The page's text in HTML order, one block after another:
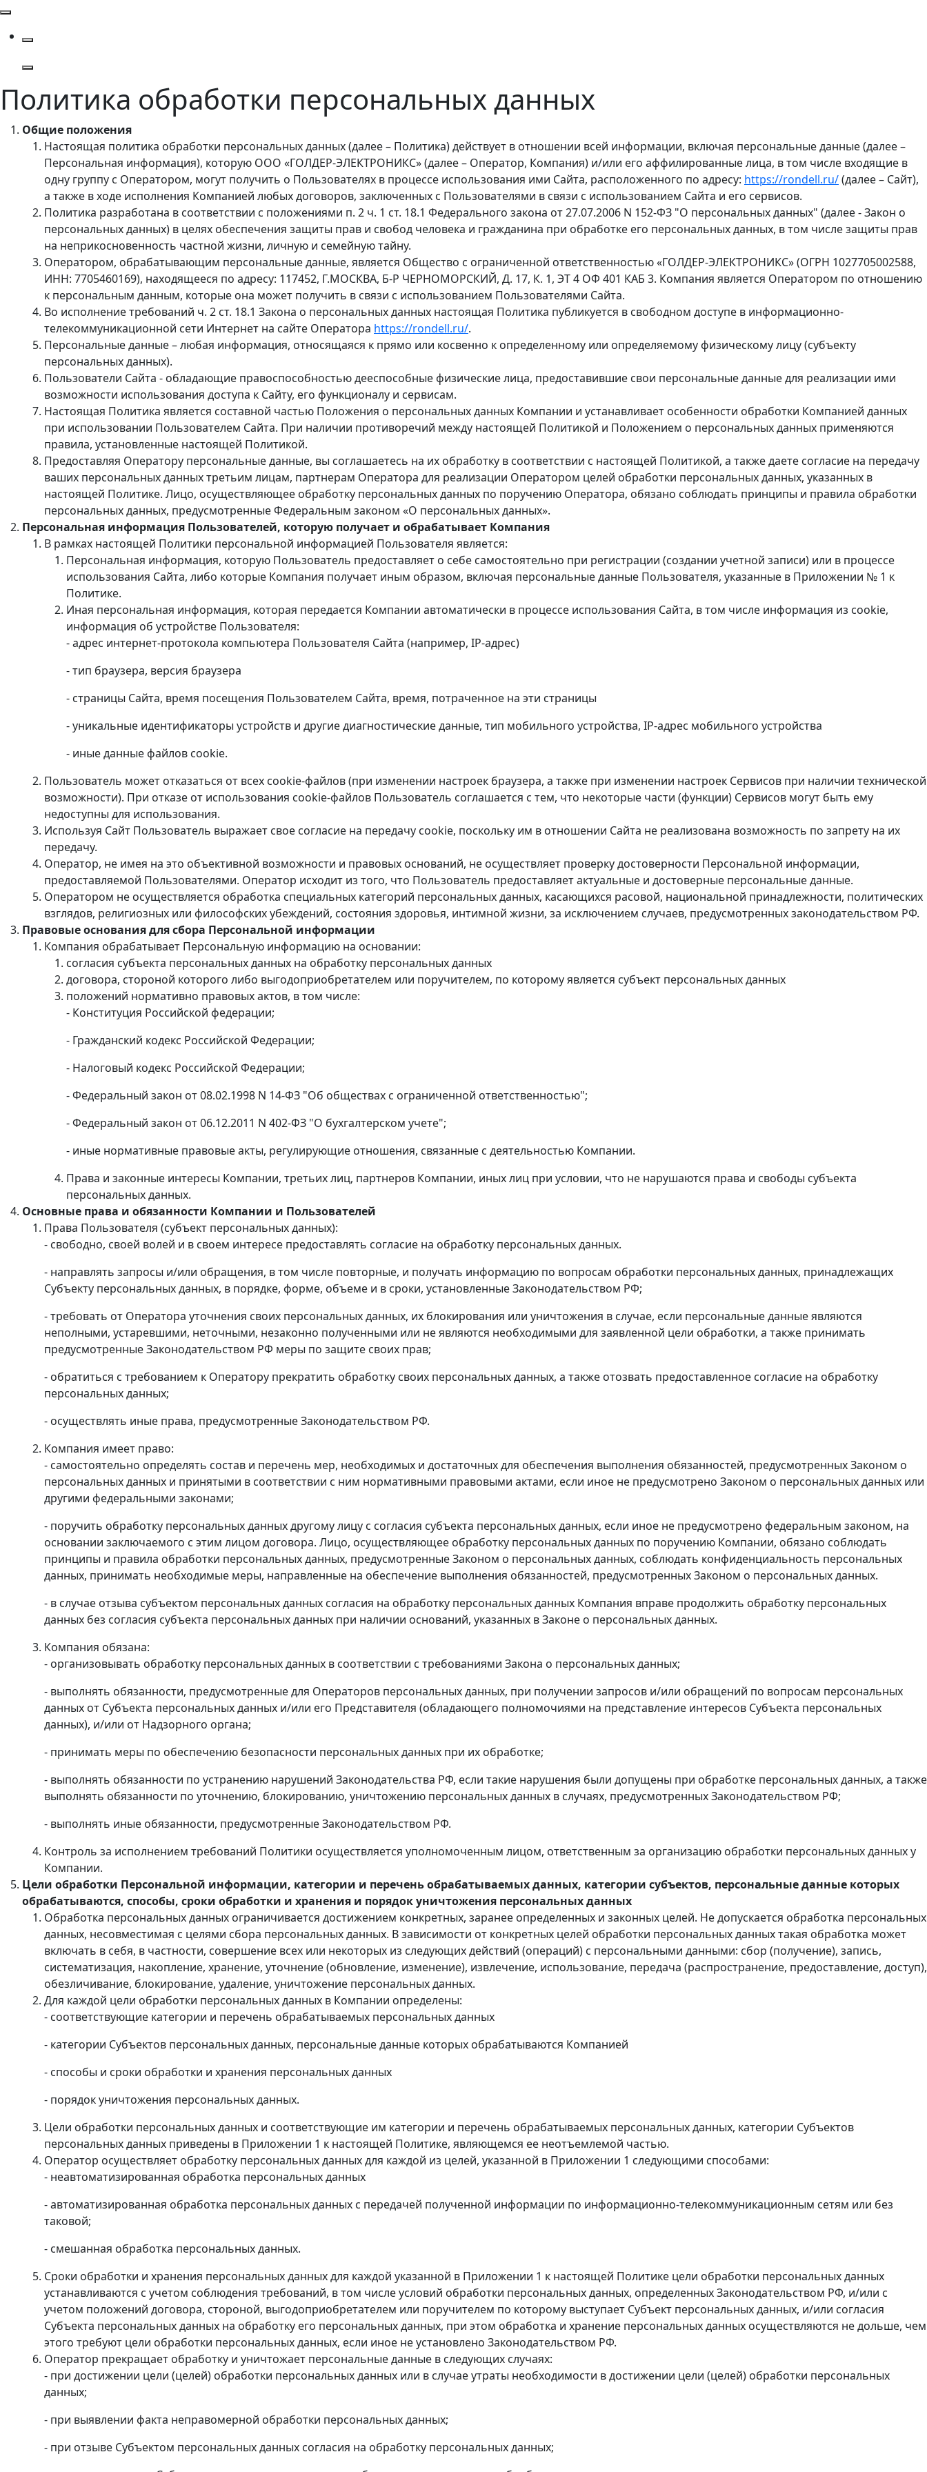
Политика обработки персональных данных
Общие положения
Настоящая политика обработки персональных данных (далее – Политика) действует в отношении всей информации, включая персональные данные (далее –
Персональная информация), которую ООО «ГОЛДЕР-ЭЛЕКТРОНИКС» (далее – Оператор, Компания) и/или его аффилированные лица, в том числе входящие в
одну группу с Оператором, могут получить о Пользователях в процессе использования ими Сайта, расположенного по адресу: https://rondell.ru/(далее – Сайт),
а также в ходе исполнения Компанией любых договоров, заключенных с Пользователями в связи с использованием Сайта и его сервисов.
Политика разработана в соответствии с положениями п. 2 ч. 1 ст. 18.1 Федерального закона от 27.07.2006 N 152-ФЗ "О персональных данных" (далее - Закон о
персональных данных) в целях обеспечения защиты прав и свобод человека и гражданина при обработке его персональных данных, в том числе защиты прав
на неприкосновенность частной жизни, личную и семейную тайну.
Оператором, обрабатывающим персональные данные, является Общество с ограниченной ответственностью «ГОЛДЕР-ЭЛЕКТРОНИКС» (ОГРН 1027705002588,
ИНН: 7705460169), находящееся по адресу: 117452, Г.МОСКВА, Б-Р ЧЕРНОМОРСКИЙ, Д. 17, К. 1, ЭТ 4 ОФ 401 КАБ 3. Компания является Оператором по отношению
к персональным данным, которые она может получить в связи с использованием Пользователями Сайта.
Во исполнение требований ч. 2 ст. 18.1 Закона о персональных данных настоящая Политика публикуется в свободном доступе в информационно-
телекоммуникационной сети Интернет на сайте Оператора https://rondell.ru/.
Персональные данные – любая информация, относящаяся к прямо или косвенно к определенному или определяемому физическому лицу (субъекту
персональных данных).
Пользователи Сайта - обладающие правоспособностью дееспособные физические лица, предоставившие свои персональные данные для реализации ими
возможности использования доступа к Сайту, его функционалу и сервисам.
Настоящая Политика является составной частью Положения о персональных данных Компании и устанавливает особенности обработки Компанией данных
при использовании Пользователем Сайта. При наличии противоречий между настоящей Политикой и Положением о персональных данных применяются
правила, установленные настоящей Политикой.
Предоставляя Оператору персональные данные, вы соглашаетесь на их обработку в соответствии с настоящей Политикой, а также даете согласие на передачу
ваших персональных данных третьим лицам, партнерам Оператора для реализации Оператором целей обработки персональных данных, указанных в
настоящей Политике. Лицо, осуществляющее обработку персональных данных по поручению Оператора, обязано соблюдать принципы и правила обработки
персональных данных, предусмотренные Федеральным законом «О персональных данных».
Персональная информация Пользователей, которую получает и обрабатывает Компания
В рамках настоящей Политики персональной информацией Пользователя является:
Персональная информация, которую Пользователь предоставляет о себе самостоятельно при регистрации (создании учетной записи) или в процессе
использования Сайта, либо которые Компания получает иным образом, включая персональные данные Пользователя, указанные в Приложении № 1 к
Политике.
Иная персональная информация, которая передается Компании автоматически в процессе использования Сайта, в том числе информация из cookie,
информация об устройстве Пользователя:
- адрес интернет-протокола компьютера Пользователя Сайта (например, IP-адрес)
- тип браузера, версия браузера
- страницы Сайта, время посещения Пользователем Сайта, время, потраченное на эти страницы
- уникальные идентификаторы устройств и другие диагностические данные, тип мобильного устройства, IP-адрес мобильного устройства
- иные данные файлов cookie.
Пользователь может отказаться от всех cookie-файлов (при изменении настроек браузера, а также при изменении настроек Сервисов при наличии технической
возможности). При отказе от использования cookie-файлов Пользователь соглашается с тем, что некоторые части (функции) Сервисов могут быть ему
недоступны для использования.
Используя Сайт Пользователь выражает свое согласие на передачу cookie, поскольку им в отношении Сайта не реализована возможность по запрету на их
передачу.
Оператор, не имея на это объективной возможности и правовых оснований, не осуществляет проверку достоверности Персональной информации,
предоставляемой Пользователями. Оператор исходит из того, что Пользователь предоставляет актуальные и достоверные персональные данные.
Оператором не осуществляется обработка специальных категорий персональных данных, касающихся расовой, национальной принадлежности, политических
взглядов, религиозных или философских убеждений, состояния здоровья, интимной жизни, за исключением случаев, предусмотренных законодательством РФ.
Правовые основания для сбора Персональной информации
Компания обрабатывает Персональную информацию на основании:
согласия субъекта персональных данных на обработку персональных данных
договора, стороной которого либо выгодоприобретателем или поручителем, по которому является субъект персональных данных
положений нормативно правовых актов, в том числе:
- Конституция Российской федерации;
- Гражданский кодекс Российской Федерации;
- Налоговый кодекс Российской Федерации;
- Федеральный закон от 08.02.1998 N 14-ФЗ "Об обществах с ограниченной ответственностью";
- Федеральный закон от 06.12.2011 N 402-ФЗ "О бухгалтерском учете";
- иные нормативные правовые акты, регулирующие отношения, связанные с деятельностью Компании.
Права и законные интересы Компании, третьих лиц, партнеров Компании, иных лиц при условии, что не нарушаются права и свободы субъекта
персональных данных.
Основные права и обязанности Компании и Пользователей
Права Пользователя (субъект персональных данных):
- свободно, своей волей и в своем интересе предоставлять согласие на обработку персональных данных.
- направлять запросы и/или обращения, в том числе повторные, и получать информацию по вопросам обработки персональных данных, принадлежащих
Субъекту персональных данных, в порядке, форме, объеме и в сроки, установленные Законодательством РФ;
- требовать от Оператора уточнения своих персональных данных, их блокирования или уничтожения в случае, если персональные данные являются
неполными, устаревшими, неточными, незаконно полученными или не являются необходимыми для заявленной цели обработки, а также принимать
предусмотренные Законодательством РФ меры по защите своих прав;
- обратиться с требованием к Оператору прекратить обработку своих персональных данных, а также отозвать предоставленное согласие на обработку
персональных данных;
- осуществлять иные права, предусмотренные Законодательством РФ.
Компания имеет право:
- самостоятельно определять состав и перечень мер, необходимых и достаточных для обеспечения выполнения обязанностей, предусмотренных Законом о
персональных данных и принятыми в соответствии с ним нормативными правовыми актами, если иное не предусмотрено Законом о персональных данных или
другими федеральными законами;
- поручить обработку персональных данных другому лицу с согласия субъекта персональных данных, если иное не предусмотрено федеральным законом, на
основании заключаемого с этим лицом договора. Лицо, осуществляющее обработку персональных данных по поручению Компании, обязано соблюдать
принципы и правила обработки персональных данных, предусмотренные Законом о персональных данных, соблюдать конфиденциальность персональных
данных, принимать необходимые меры, направленные на обеспечение выполнения обязанностей, предусмотренных Законом о персональных данных.
- в случае отзыва субъектом персональных данных согласия на обработку персональных данных Компания вправе продолжить обработку персональных
данных без согласия субъекта персональных данных при наличии оснований, указанных в Законе о персональных данных.
Компания обязана:
- организовывать обработку персональных данных в соответствии с требованиями Закона о персональных данных;
- выполнять обязанности, предусмотренные для Операторов персональных данных, при получении запросов и/или обращений по вопросам персональных
данных от Субъекта персональных данных и/или его Представителя (обладающего полномочиями на представление интересов Субъекта персональных
данных), и/или от Надзорного органа;
- принимать меры по обеспечению безопасности персональных данных при их обработке;
- выполнять обязанности по устранению нарушений Законодательства РФ, если такие нарушения были допущены при обработке персональных данных, а также
выполнять обязанности по уточнению, блокированию, уничтожению персональных данных в случаях, предусмотренных Законодательством РФ;
- выполнять иные обязанности, предусмотренные Законодательством РФ.
Контроль за исполнением требований Политики осуществляется уполномоченным лицом, ответственным за организацию обработки персональных данных у
Компании.
Цели обработки Персональной информации, категории и перечень обрабатываемых данных, категории субъектов, персональные данные которых
обрабатываются, способы, сроки обработки и хранения и порядок уничтожения персональных данных
Обработка персональных данных ограничивается достижением конкретных, заранее определенных и законных целей. Не допускается обработка персональных
данных, несовместимая с целями сбора персональных данных. В зависимости от конкретных целей обработки персональных данных такая обработка может
включать в себя, в частности, совершение всех или некоторых из следующих действий (операций) с персональными данными: сбор (получение), запись,
систематизация, накопление, хранение, уточнение (обновление, изменение), извлечение, использование, передача (распространение, предоставление, доступ),
обезличивание, блокирование, удаление, уничтожение персональных данных.
Для каждой цели обработки персональных данных в Компании определены:
- соответствующие категории и перечень обрабатываемых персональных данных
- категории Субъектов персональных данных, персональные данные которых обрабатываются Компанией
- способы и сроки обработки и хранения персональных данных
- порядок уничтожения персональных данных.
Цели обработки персональных данных и соответствующие им категории и перечень обрабатываемых персональных данных, категории Субъектов
персональных данных приведены в Приложении 1 к настоящей Политике, являющемся ее неотъемлемой частью.
Оператор осуществляет обработку персональных данных для каждой из целей, указанной в Приложении 1 следующими способами:
- неавтоматизированная обработка персональных данных
- автоматизированная обработка персональных данных с передачей полученной информации по информационно-телекоммуникационным сетям или без
таковой;
- смешанная обработка персональных данных.
Сроки обработки и хранения персональных данных для каждой указанной в Приложении 1 к настоящей Политике цели обработки персональных данных
устанавливаются с учетом соблюдения требований, в том числе условий обработки персональных данных, определенных Законодательством РФ, и/или с
учетом положений договора, стороной, выгодоприобретателем или поручителем по которому выступает Субъект персональных данных, и/или согласия
Субъекта персональных данных на обработку его персональных данных, при этом обработка и хранение персональных данных осуществляются не дольше, чем
этого требуют цели обработки персональных данных, если иное не установлено Законодательством РФ.
Оператор прекращает обработку и уничтожает персональные данные в следующих случаях:
- при достижении цели (целей) обработки персональных данных или в случае утраты необходимости в достижении цели (целей) обработки персональных
данных;
- при выявлении факта неправомерной обработки персональных данных;
- при отзыве Субъектом персональных данных согласия на обработку персональных данных;